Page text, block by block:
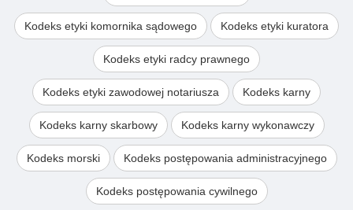
Kodeks etyki komornika sądowego Kodeks etyki kuratora
Kodeks etyki radcy prawnego
Kodeks etyki zawodowej notariusza Kodeks karny
Kodeks karny skarbowy Kodeks karny wykonawczy
Kodeks morski Kodeks postępowania administracyjnego
Kodeks postępowania cywilnego